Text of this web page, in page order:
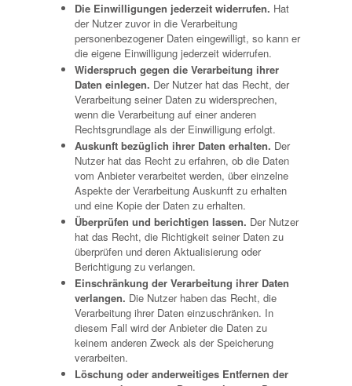
Die Einwilligungen jederzeit widerrufen. Hat
der Nutzer zuvor in die Verarbeitung
personenbezogener Daten eingewilligt, so kann er
die eigene Einwilligung jederzeit widerrufen.
Widerspruch gegen die Verarbeitung ihrer
Daten einlegen. Der Nutzer hat das Recht, der
Verarbeitung seiner Daten zu widersprechen,
wenn die Verarbeitung auf einer anderen
Rechtsgrundlage als der Einwilligung erfolgt.
Auskunft bezüglich ihrer Daten erhalten. Der
Nutzer hat das Recht zu erfahren, ob die Daten
vom Anbieter verarbeitet werden, über einzelne
Aspekte der Verarbeitung Auskunft zu erhalten
und eine Kopie der Daten zu erhalten.
Überprüfen und berichtigen lassen. Der Nutzer
hat das Recht, die Richtigkeit seiner Daten zu
überprüfen und deren Aktualisierung oder
Berichtigung zu verlangen.
Einschränkung der Verarbeitung ihrer Daten
verlangen. Die Nutzer haben das Recht, die
Verarbeitung ihrer Daten einzuschränken. In
diesem Fall wird der Anbieter die Daten zu
keinem anderen Zweck als der Speicherung
verarbeiten.
Löschung oder anderweitiges Entfernen der